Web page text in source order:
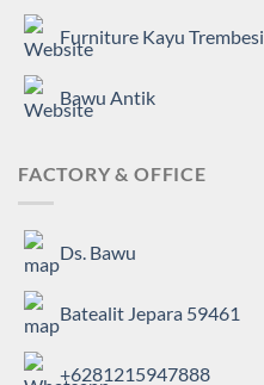
Furniture Kayu Trembesi
Bawu Antik
FACTORY & OFFICE
Ds. Bawu
Batealit Jepara 59461
+6281215947888